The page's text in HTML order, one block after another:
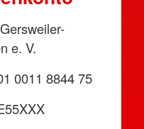
e. V.
0011 8844 75